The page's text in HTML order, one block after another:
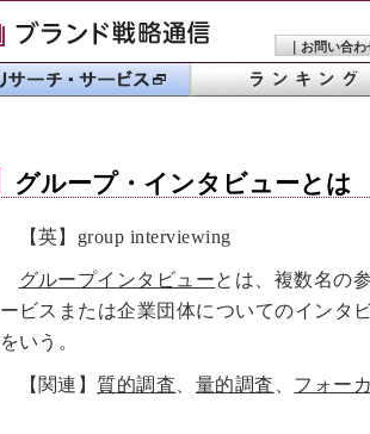
｜ お問い合わ
グループ・インタビューとは
【英】group interviewing
グループインタビューとは、複数名の
ービスまたは企業団体についてのインタ
をいう。
【関連】 質的調査 量的調査 フォー